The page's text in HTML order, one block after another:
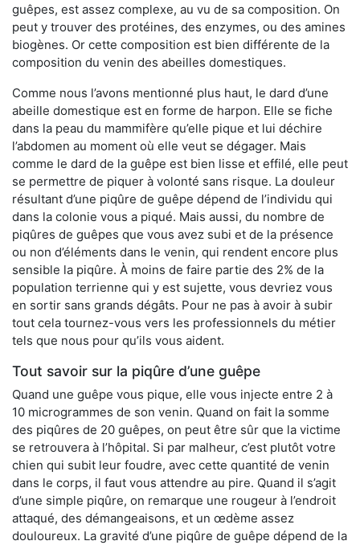
guêpes, est assez complexe, au vu de sa composition. On
peut y trouver des protéines, des enzymes, ou des amines
biogènes. Or cette composition est bien différente de la
composition du venin des abeilles domestiques.
Comme nous l’avons mentionné plus haut, le dard d’une
abeille domestique est en forme de harpon. Elle se fiche
dans la peau du mammifère qu’elle pique et lui déchire
l’abdomen au moment où elle veut se dégager. Mais
comme le dard de la guêpe est bien lisse et effilé, elle peut
se permettre de piquer à volonté sans risque. La douleur
résultant d’une piqûre de guêpe dépend de l’individu qui
dans la colonie vous a piqué. Mais aussi, du nombre de
piqûres de guêpes que vous avez subi et de la présence
ou non d’éléments dans le venin, qui rendent encore plus
sensible la piqûre. À moins de faire partie des 2% de la
population terrienne qui y est sujette, vous devriez vous
en sortir sans grands dégâts. Pour ne pas à avoir à subir
tout cela tournez-vous vers les professionnels du métier
tels que nous pour qu’ils vous aident.
Tout savoir sur la piqûre d’une guêpe
Quand une guêpe vous pique, elle vous injecte entre 2 à
10 microgrammes de son venin. Quand on fait la somme
des piqûres de 20 guêpes, on peut être sûr que la victime
se retrouvera à l’hôpital. Si par malheur, c’est plutôt votre
chien qui subit leur foudre, avec cette quantité de venin
dans le corps, il faut vous attendre au pire. Quand il s’agit
d’une simple piqûre, on remarque une rougeur à l’endroit
attaqué, des démangeaisons, et un œdème assez
douloureux. La gravité d’une piqûre de guêpe dépend de la